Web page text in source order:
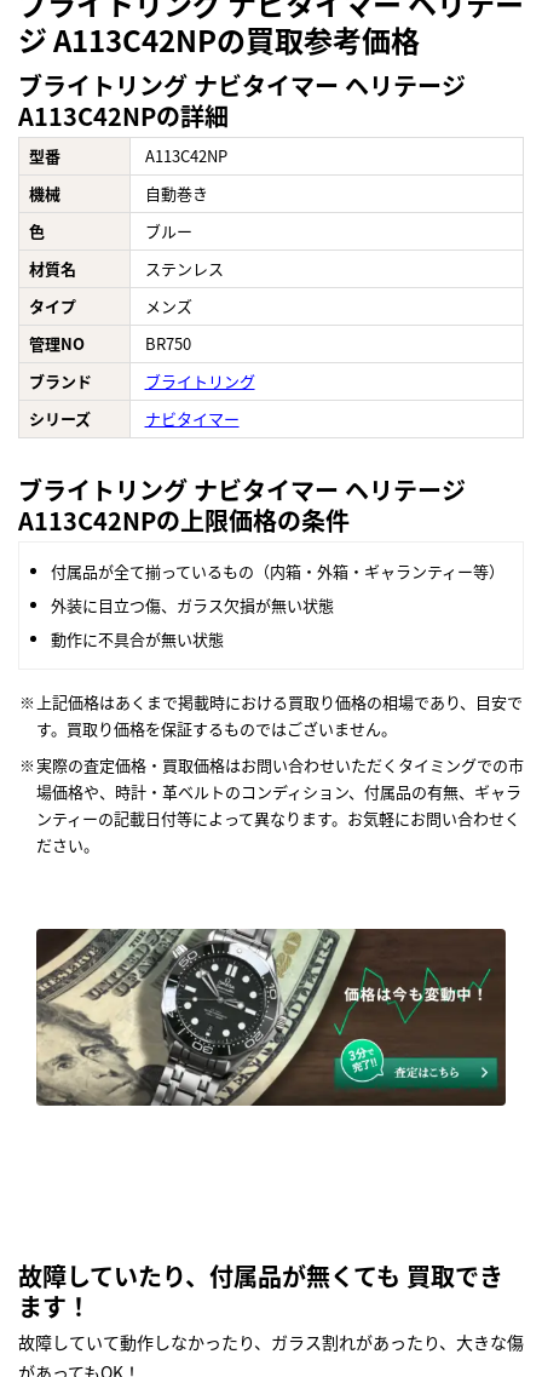
ジ A113C42NPの買取参考価格
ブライトリング ナビタイマー ヘリテージ
A113C42NPの詳細
型番
A113C42NP
機械
自動巻き
色
ブルー
材質名
ステンレス
タイプ
メンズ
管理NO
BR750
ブランド
ブライトリング
シリーズ
ナビタイマー
ブライトリング ナビタイマー ヘリテージ
A113C42NPの上限価格の条件
付属品が全て揃っているもの（内箱・外箱・ギャランティー等）
外装に目立つ傷、ガラス欠損が無い状態
動作に不具合が無い状態
上記価格はあくまで掲載時における買取り価格の相場であり、目安で
す。買取り価格を保証するものではございません。
実際の査定価格・買取価格はお問い合わせいただくタイミングでの市
場価格や、時計・革ベルトのコンディション、付属品の有無、ギャラ
ンティーの記載日付等によって異なります。お気軽にお問い合わせく
ださい。
故障していたり、付属品が無くても 買取でき
ます！
故障していて動作しなかったり、ガラス割れがあったり、大きな傷
があってもOK！